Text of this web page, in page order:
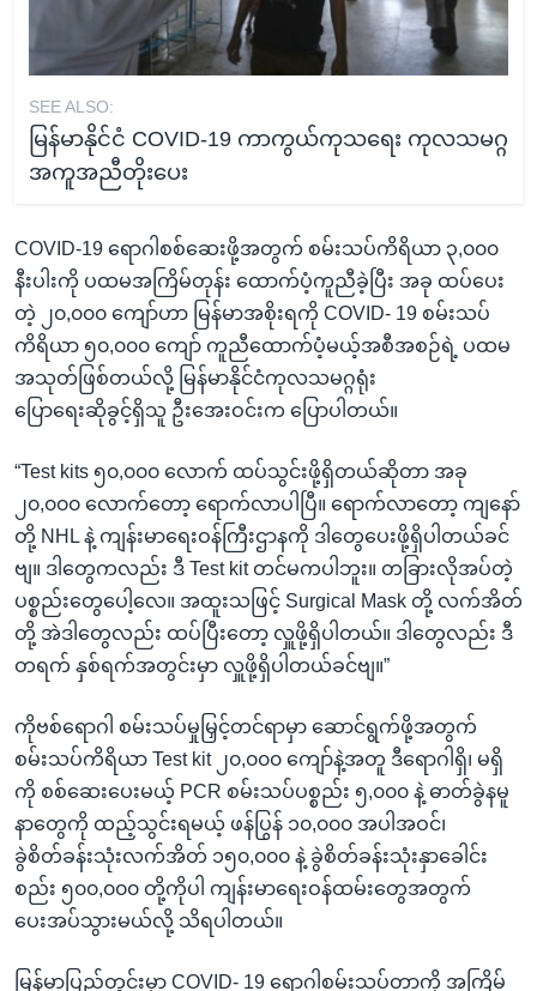
SEE ALSO:
မြန်မာနိုင်ငံ COVID-19 ကာကွယ်ကုသရေး ကုလသမဂ္ဂ
အကူအညီတိုးပေး
COVID-19 ရောဂါစစ်ဆေးဖို့အတွက် စမ်းသပ်ကိရိယာ ၃,၀၀၀
နီးပါးကို ပထမအကြိမ်တုန်း ထောက်ပံ့ကူညီခဲ့ပြီး အခု ထပ်ပေး
တဲ့ ၂၀,၀၀၀ ကျော်ဟာ မြန်မာအစိုးရကို COVID- 19 စမ်းသပ်
ကိရိယာ ၅၀,၀၀၀ ကျော် ကူညီထောက်ပံ့မယ့်အစီအစဉ်ရဲ့ ပထမ
အသုတ်ဖြစ်တယ်လို့ မြန်မာနိုင်ငံကုလသမဂ္ဂရုံး
ပြောရေးဆိုခွင့်ရှိသူ ဦးအေးဝင်းက ပြောပါတယ်။
“Test kits ၅၀,၀၀၀ လောက် ထပ်သွင်းဖို့ရှိတယ်ဆိုတာ အခု
၂၀,၀၀၀ လောက်တော့ ရောက်လာပါပြီ။ ရောက်လာတော့ ကျနော်
တို့ NHL နဲ့ ကျန်းမာရေးဝန်ကြီးဌာနကို ဒါတွေပေးဖို့ရှိပါတယ်ခင်
ဗျ။ ဒါတွေကလည်း ဒီ Test kit တင်မကပါဘူး။ တခြားလိုအပ်တဲ့
ပစ္စည်းတွေပေါ့လေ။ အထူးသဖြင့် Surgical Mask တို့ လက်အိတ်
တို့ အဲဒါတွေလည်း ထပ်ပြီးတော့ လှူဖို့ရှိပါတယ်။ ဒါတွေလည်း ဒီ
တရက် နှစ်ရက်အတွင်းမှာ လှူဖို့ရှိပါတယ်ခင်ဗျ။”
ကိုဗစ်ရောဂါ စမ်းသပ်မှုမြှင့်တင်ရာမှာ ဆောင်ရွက်ဖို့အတွက်
စမ်းသပ်ကိရိယာ Test kit ၂၀,၀၀၀ ကျော်နဲ့အတူ ဒီရောဂါရှိ၊ မရှိ
ကို စစ်ဆေးပေးမယ့် PCR စမ်းသပ်ပစ္စည်း ၅,၀၀၀ နဲ့ ဓာတ်ခွဲနမူ
နာတွေကို ထည့်သွင်းရမယ့် ဖန်ပြွန် ၁၀,၀၀၀ အပါအဝင်၊
ခွဲစိတ်ခန်းသုံးလက်အိတ် ၁၅၀,၀၀၀ နဲ့ ခွဲစိတ်ခန်းသုံးနှာခေါင်း
စည်း ၅၀၀,၀၀၀ တို့ကိုပါ ကျန်းမာရေးဝန်ထမ်းတွေအတွက်
ပေးအပ်သွားမယ်လို့ သိရပါတယ်။
မြန်မာပြည်တွင်းမှာ COVID- 19 ရောဂါစမ်းသပ်တာကို အကြိမ်